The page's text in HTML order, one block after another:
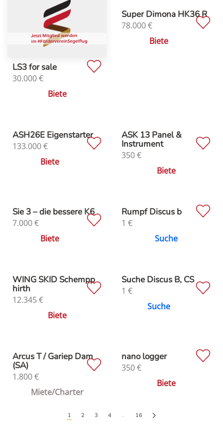
LS3 for sale
30.000€
Biete
Super Dimona HK36 R
78.000€
Biete
ASH26E Eigenstarter
133.000€
Biete
ASK 13 Panel &
Instrument
350€
Biete
Sie 3 – die bessere K6
7.000€
Biete
Rumpf Discus b
1 €
Suche
WING SKID Schempp
hirth
12.345€
Biete
Suche Discus B, CS
1 €
Suche
Arcus T / Gariep Dam
(SA)
1.800€
Miete/Charter
nano logger
350€
Biete
1 2 3 4 … 16